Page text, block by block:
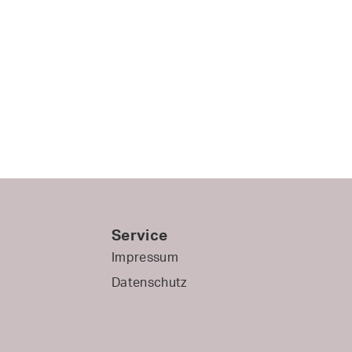
Service
Impressum
Datenschutz